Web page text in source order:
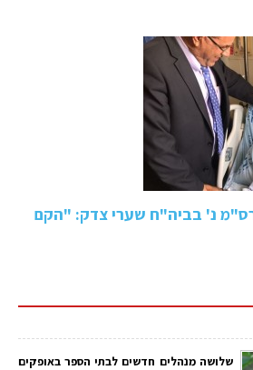
נ' בביה"ח שערי צדק: "הקם
שלושה מנהלים חדשים לבתי הספר באופקים